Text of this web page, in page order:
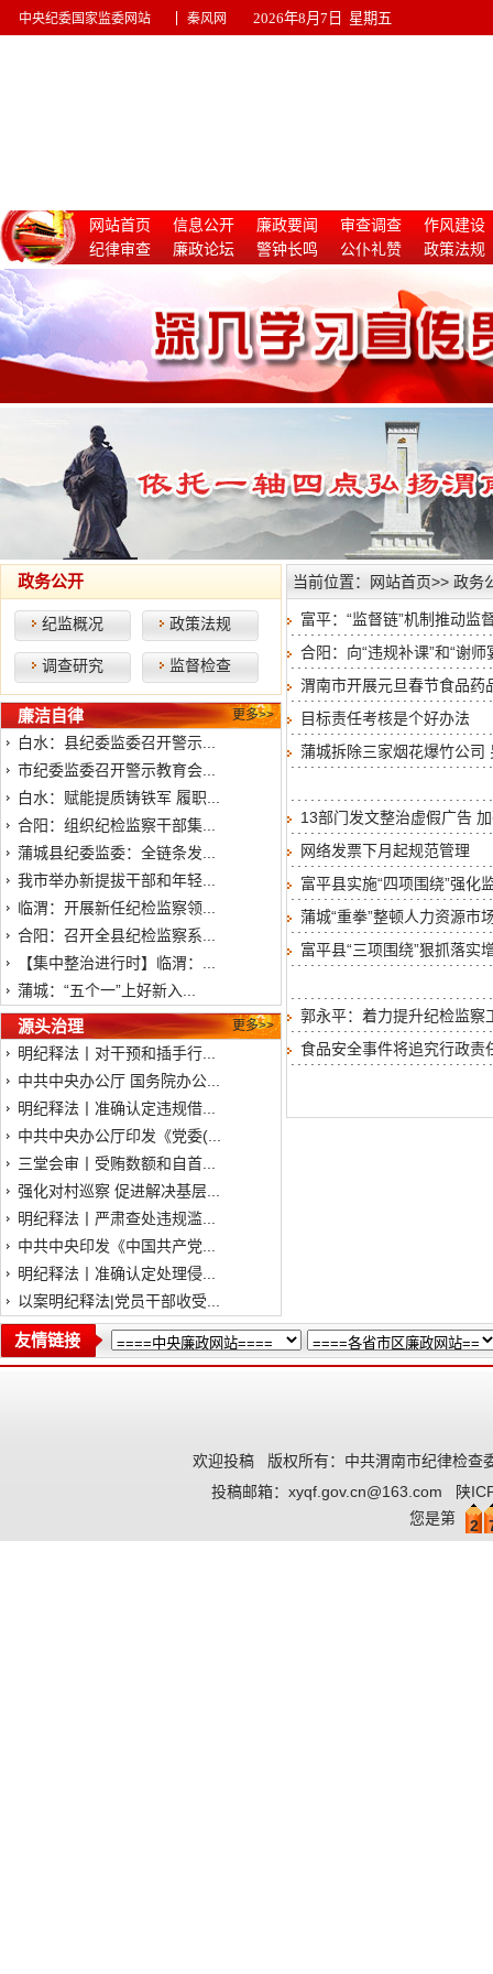
中央纪委国家监委网站 秦风网 2026年8月7日 星期五
网站首页 信息公开 廉政要闻 审查调查
作风建设
纪律审查
廉政论坛 警钟长鸣 公仆礼赞
政策法规
政务公开
纪监概况 政策法规
调查研究 监督检查
更多>>
廉洁自律
白水：县纪委监委召开警示...
市纪委监委召开警示教育会...
白水：赋能提质铸铁军 履职...
合阳：组织纪检监察干部集...
蒲城县纪委监委：全链条发...
我市举办新提拔干部和年轻...
临渭：开展新任纪检监察领...
合阳：召开全县纪检监察系...
【集中整治进行时】临渭：...
蒲城：“五个一”上好新入...
更多>>
源头治理
明纪释法丨对干预和插手行...
中共中央办公厅 国务院办公...
明纪释法丨准确认定违规借...
中共中央办公厅印发《党委(...
三堂会审丨受贿数额和自首...
强化对村巡察 促进解决基层...
明纪释法丨严肃查处违规滥...
中共中央印发《中国共产党...
明纪释法丨准确认定处理侵...
以案明纪释法|党员干部收受...
当前位置： 网站首页>> 政务
富平：“监督链”机制推动监
合阳：向“违规补课”和“谢师
渭南市开展元旦春节食品药
目标责任考核是个好办法
蒲城拆除三家烟花爆竹公司
13部门发文整治虚假广告
网络发票下月起规范管理
富平县实施“四项围绕”强化
蒲城“重拳”整顿人力资源市
富平县“三项围绕”狠
郭永平：着力提升纪检监察
食品安全事件将追究行政责
友情链接
欢迎投稿 版权所有：中共渭南市纪律检查
投稿邮箱： xyqf.gov.cn@163.com
陕
您是第